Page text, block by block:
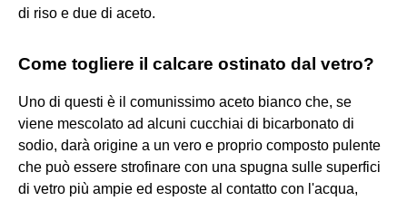
di riso e due di aceto.
Come togliere il calcare ostinato dal vetro?
Uno di questi è il comunissimo aceto bianco che, se
viene mescolato ad alcuni cucchiai di bicarbonato di
sodio, darà origine a un vero e proprio composto pulente
che può essere strofinare con una spugna sulle superfici
di vetro più ampie ed esposte al contatto con l'acqua,